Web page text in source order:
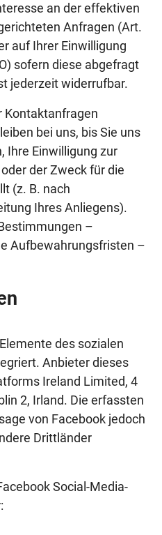
an der effektiven
Anfragen (Art.
auf Ihrer Einwilligung
sofern diese abgefragt
jederzeit widerrufbar.
Kontaktanfragen
bei uns, bis Sie uns
Ihre Einwilligung zur
der Zweck für die
(z. B. nach
Ihres Anliegens).
–
Aufbewahrungsfristen –
des sozialen
Anbieter dieses
Ireland Limited, 4
2, Irland. Die erfassten
von Facebook jedoch
Drittländer
Social-Media-